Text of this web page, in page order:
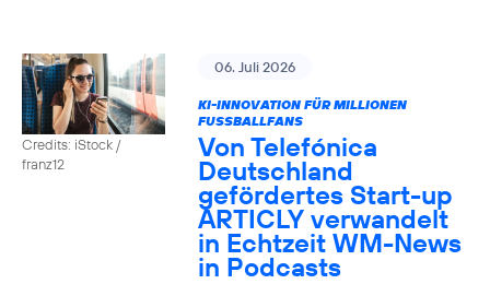
Credits: iStock /
franz12
06. Juli 2026
KI-INNOVATION FÜR MILLIONEN
FUSSBALLFANS
Von Telefónica
Deutschland
gefördertes Start-up
ARTICLY verwandelt
in Echtzeit WM-News
in Podcasts